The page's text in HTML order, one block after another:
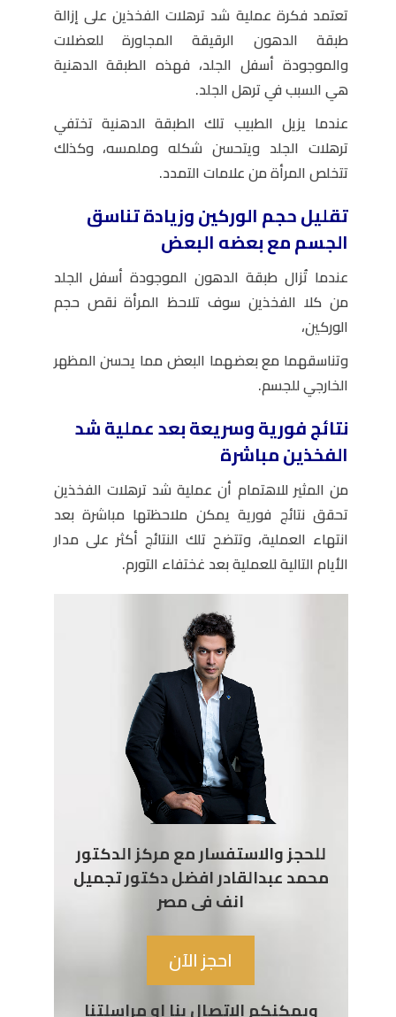
تعتمد فكرة عملية شد ترهلات الفخذين على إزالة
طبقة الدهون الرقيقة المجاورة للعضلات
والموجودة أسفل الجلد، فهذه الطبقة الدهنية
هي السبب في ترهل الجلد.
عندما يزيل الطبيب تلك الطبقة الدهنية تختفي
ترهلات الجلد ويتحسن شكله وملمسه، وكذلك
تتخلص المرأة من علامات التمدد.
تقليل حجم الوركين وزيادة تناسق
الجسم مع بعضه البعض
عندما تُزال طبقة الدهون الموجودة أسفل الجلد
من كلا الفخذين سوف تلاحظ المرأة نقص حجم
الوركين،
وتناسقهما مع بعضهما البعض مما يحسن المظهر
الخارجي للجسم.
نتائج فورية وسريعة بعد عملية شد
الفخذين مباشرة
من المثير للاهتمام أن عملية شد ترهلات الفخذين
تحقق نتائج فورية يمكن ملاحظتها مباشرة بعد
انتهاء العملية، وتتضح تلك النتائج أكثر على مدار
الأيام التالية للعملية بعد غختفاء التورم.
للحجز والاستفسار مع مركز الدكتور
محمد عبدالقادر افضل دكتور تجميل
انف فى مصر
احجز الآن
ويمكنكم الاتصال بنا او مراسلتنا